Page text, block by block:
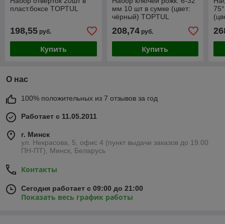
пласт.боксе TOPTUL
198,55 руб.
Купить
мм 10 шт в сумке (цвет:
чёрный) TOPTUL
208,74руб.
Купить
О нас
100% положительных из 7 отзывов за год
Работает с 11.05.2011
г. Минск
ул. Некрасова, 5, офис 4 (пункт выдачи заказов до 19.00
ПН-ПТ), Минск, Беларусь
Контакты
Сегодня работает с 09:00 до 21:00
Показать весь график работы